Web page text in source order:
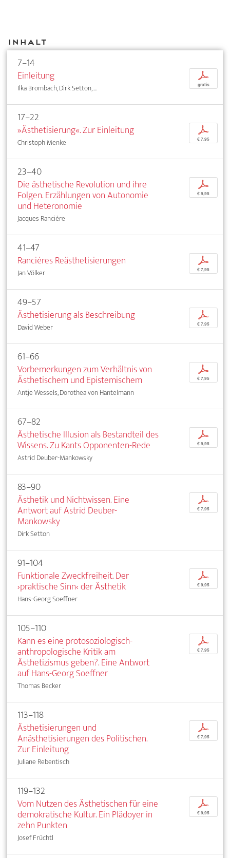
Inhalt
7–14
Einleitung
Ilka Brombach, Dirk Setton, ...
p
gratis
17–22
»Ästhetisierung«. Zur Einleitung
Christoph Menke
p
€ 7,95
23–40
Die ästhetische Revolution und ihre
Folgen. Erzählungen von Autonomie
und Heteronomie
Jacques Rancière
p
€ 9,95
41–47
Rancières Reästhetisierungen
Jan Völker
p
€ 7,95
49–57
Ästhetisierung als Beschreibung
David Weber
p
€ 7,95
61–66
Vorbemerkungen zum Verhältnis von
Ästhetischem und Epistemischem
Antje Wessels, Dorothea von Hantelmann
p
€ 7,95
67–82
Ästhetische Illusion als Bestandteil des
Wissens. Zu Kants Opponenten-Rede
Astrid Deuber-Mankowsky
p
€ 9,95
83–90
Ästhetik und Nichtwissen. Eine
Antwort auf Astrid Deuber-
Mankowsky
Dirk Setton
p
€ 7,95
91–104
Funktionale Zweckfreiheit. Der
›praktische Sinn‹ der Ästhetik
Hans-Georg Soeffner
p
€ 9,95
105–110
Kann es eine protosoziologisch-
anthropologische Kritik am
Ästhetizismus geben?. Eine Antwort
auf Hans-Georg Soeffner
Thomas Becker
p
€ 7,95
113–118
Ästhetisierungen und
Anästhetisierungen des Politischen.
Zur Einleitung
Juliane Rebentisch
p
€ 7,95
119–132
Vom Nutzen des Ästhetischen für eine
demokratische Kultur. Ein Plädoyer in
zehn Punkten
Josef Früchtl
p
€ 9,95